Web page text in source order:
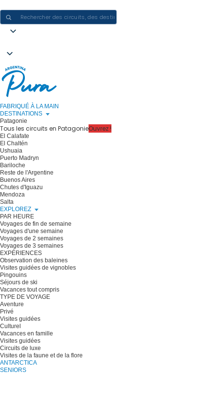
FABRIQUÉ À LA MAIN
DESTINATIONS
Patagonie
Tous les circuits en PatagonieOuvrez !
El Calafate
El Chaltén
Ushuaia
Puerto Madryn
Bariloche
Reste de l'Argentine
Buenos Aires
Chutes d'Iguazu
Mendoza
Salta
EXPLOREZ
PAR HEURE
Voyages de fin de semaine
Voyages d'une semaine
Voyages de 2 semaines
Voyages de 3 semaines
EXPÉRIENCES
Observation des baleines
Visites guidées de vignobles
Pingouins
Séjours de ski
Vacances tout compris
TYPE DE VOYAGE
Aventure
Privé
Visites guidées
Culturel
Vacances en famille
Visites guidées
Circuits de luxe
Visites de la faune et de la flore
ANTARCTICA
SENIORS